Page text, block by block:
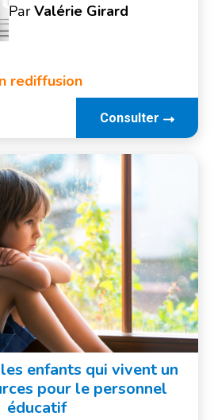
ParValérie Girard
rediffusion
Consulter
enfants qui vivent un
pour le personnel
éducatif